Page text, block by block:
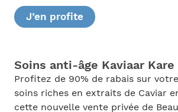
J’en profite
Soins anti-âge Kaviaar Kare
Profitez de 90% de rabais sur
soins riches en extraits de Caviar
cette nouvelle vente privée de